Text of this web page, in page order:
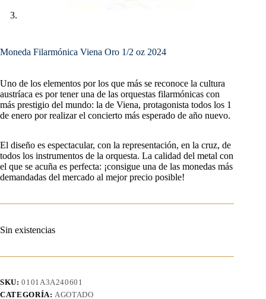
Moneda Filarmónica Viena Oro 1/2 oz 2024
Uno de los elementos por los que más se reconoce la cultura
austríaca es por tener una de las orquestas filarmónicas con
más prestigio del mundo: la de Viena, protagonista todos los 1
de enero por realizar el concierto más esperado de año nuevo.
El diseño es espectacular, con la representación, en la cruz, de
todos los instrumentos de la orquesta. La calidad del metal con
el que se acuña es perfecta: ¡consigue una de las monedas más
demandadas del mercado al mejor precio posible!
Sin existencias
SKU:0101A3A240601
CATEGORÍA:AGOTADO